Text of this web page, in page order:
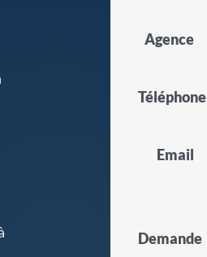
Agence
Téléphone
Email
Demande